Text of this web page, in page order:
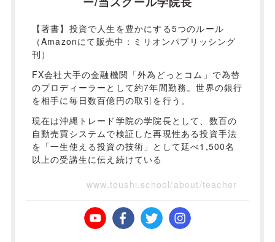
【著書】投資で人生を豊かにする5つのルール
（Amazonにて販売中：ミリオンパブリッシング
刊）
FX会社大手の金融機関「外為どっとコム」で為替
のプロディーラーとして約7年間勤務。世界の銀行
を相手に毎日数百億円の取引を行う。
現在は沖縄トレード学院の学院長として、数百の
自動売買システムで検証した再現性ある投資手法
を「一生使える投資の技術」として延べ1,500名
以上の受講生に伝え続けている
www.toushi.school/about/teacher